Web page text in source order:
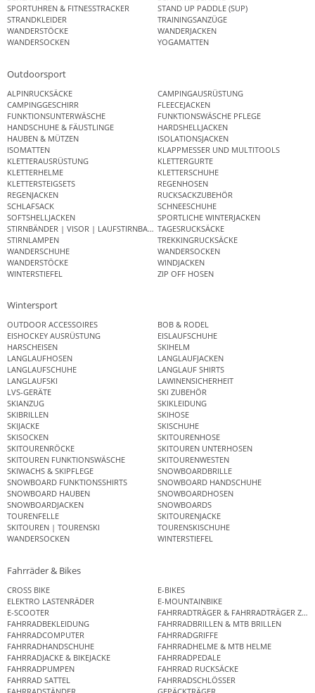
SPORTUHREN & FITNESSTRACKER
STAND UP PADDLE (SUP)
STRANDKLEIDER
TRAININGSANZÜGE
WANDERSTÖCKE
WANDERJACKEN
WANDERSOCKEN
YOGAMATTEN
Outdoorsport
ALPINRUCKSÄCKE
CAMPINGAUSRÜSTUNG
CAMPINGGESCHIRR
FLEECEJACKEN
FUNKTIONSUNTERWÄSCHE
FUNKTIONSWÄSCHE PFLEGE
HANDSCHUHE & FÄUSTLINGE
HARDSHELLJACKEN
HAUBEN & MÜTZEN
ISOLATIONSJACKEN
ISOMATTEN
KLAPPMESSER UND MULTITOOLS
KLETTERAUSRÜSTUNG
KLETTERGURTE
KLETTERHELME
KLETTERSCHUHE
KLETTERSTEIGSETS
REGENHOSEN
REGENJACKEN
RUCKSACKZUBEHÖR
SCHLAFSACK
SCHNEESCHUHE
SOFTSHELLJACKEN
SPORTLICHE WINTERJACKEN
STIRNBÄNDER | VISOR | LAUFSTIRNBANDTAGESRUCKSÄCKE
STIRNLAMPEN
TREKKINGRUCKSÄCKE
WANDERSCHUHE
WANDERSOCKEN
WANDERSTÖCKE
WINDJACKEN
WINTERSTIEFEL
ZIP OFF HOSEN
Wintersport
OUTDOOR ACCESSOIRES
BOB & RODEL
EISHOCKEY AUSRÜSTUNG
EISLAUFSCHUHE
HARSCHEISEN
SKIHELM
LANGLAUFHOSEN
LANGLAUFJACKEN
LANGLAUFSCHUHE
LANGLAUF SHIRTS
LANGLAUFSKI
LAWINENSICHERHEIT
LVS-GERÄTE
SKI ZUBEHÖR
SKIANZUG
SKIKLEIDUNG
SKIBRILLEN
SKIHOSE
SKIJACKE
SKISCHUHE
SKISOCKEN
SKITOURENHOSE
SKITOURENRÖCKE
SKITOUREN UNTERHOSEN
SKITOUREN FUNKTIONSWÄSCHE
SKITOURENWESTEN
SKIWACHS & SKIPFLEGE
SNOWBOARDBRILLE
SNOWBOARD FUNKTIONSSHIRTS
SNOWBOARD HANDSCHUHE
SNOWBOARD HAUBEN
SNOWBOARDHOSEN
SNOWBOARDJACKEN
SNOWBOARDS
TOURENFELLE
SKITOURENJACKE
SKITOUREN | TOURENSKI
TOURENSKISCHUHE
WANDERSOCKEN
WINTERSTIEFEL
Fahrräder & Bikes
CROSS BIKE
E-BIKES
ELEKTRO LASTENRÄDER
E-MOUNTAINBIKE
E-SCOOTER
FAHRRADTRÄGER & FAHRRADTRÄGER
FAHRRADBEKLEIDUNG
FAHRRADBRILLEN & MTB BRILLEN
FAHRRADCOMPUTER
FAHRRADGRIFFE
FAHRRADHANDSCHUHE
FAHRRADHELME & MTB HELME
FAHRRADJACKE & BIKEJACKE
FAHRRADPEDALE
FAHRRADPUMPEN
FAHRRAD RUCKSÄCKE
FAHRRAD SATTEL
FAHRRADSCHLÖSSER